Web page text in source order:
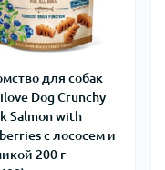
для собак
Dog Crunchy
Salmon with
с лососем и
200 г